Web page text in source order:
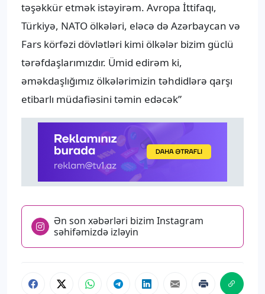
təşəkkür etmək istəyirəm. Avropa İttifaqı,
Türkiyə, NATO ölkələri, eləcə də Azərbaycan və
Fars körfəzi dövlətləri kimi ölkələr bizim güclü
tərəfdaşlarımızdır. Ümid edirəm ki,
əməkdaşlığımız ölkələrimizin təhdidlərə qarşı
etibarlı müdafiəsini təmin edəcək”
Ən son xəbərləri bizim Instagram
səhifəmizdə izləyin